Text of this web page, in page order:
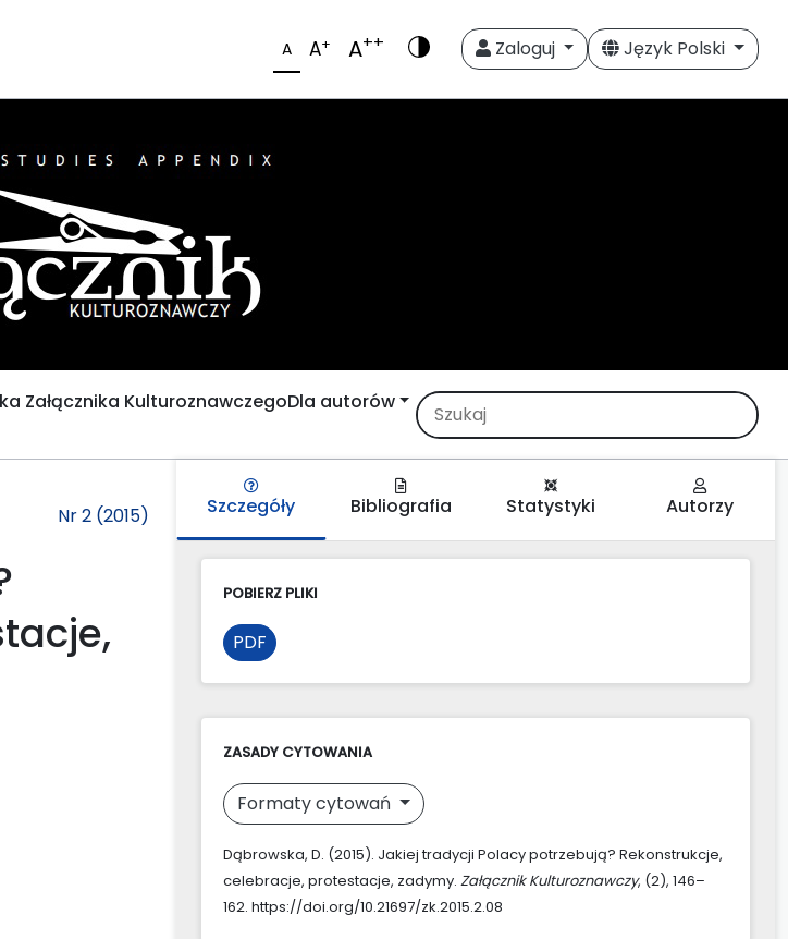
A A+ A++ Zaloguj Język Polski
Załącznika KulturoznawczegoDla autorów
Nr 2 (2015) Szczegóły Bibliografia Statystyki Autorzy
POBIERZ PLIKI
PDF
ZASADY CYTOWANIA
Formaty cytowań
Dąbrowska, D. (2015). Jakiej tradycji Polacy potrzebują? Rekonstrukcje,
celebracje, protestacje, zadymy. Załącznik Kulturoznawczy, (2), 146–
162. https://doi.org/10.21697/zk.2015.2.08